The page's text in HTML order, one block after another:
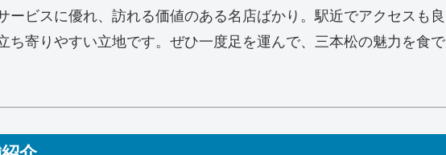
ービスに優れ、訪れる価値のある名店ばかり。駅近でアクセスも良
ち寄りやすい立地です。ぜひ一度足を運んで、三本松の魅力を食で